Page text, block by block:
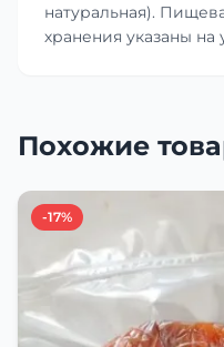
натуральная).
хранения указаны на
Похожие
-17%